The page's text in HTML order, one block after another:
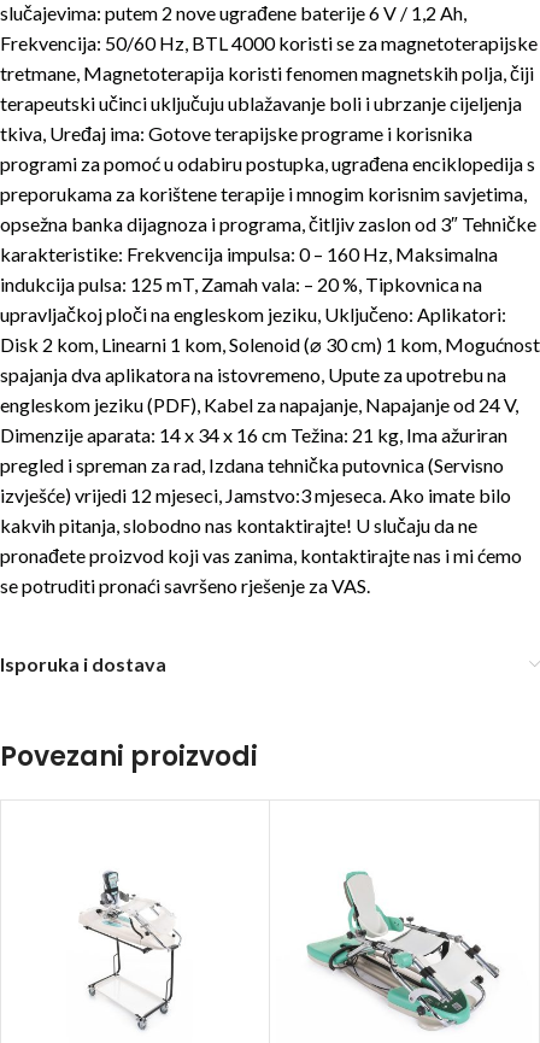
slučajevima: putem 2 nove ugrađene baterije 6 V / 1,2 Ah,
Frekvencija: 50/60 Hz, BTL 4000 koristi se za magnetoterapijske
tretmane, Magnetoterapija koristi fenomen magnetskih polja, čiji
terapeutski učinci uključuju ublažavanje boli i ubrzanje cijeljenja
tkiva, Uređaj ima: Gotove terapijske programe i korisnika
programi za pomoć u odabiru postupka, ugrađena enciklopedija s
preporukama za korištene terapije i mnogim korisnim savjetima,
opsežna banka dijagnoza i programa, čitljiv zaslon od 3″ Tehničke
karakteristike: Frekvencija impulsa: 0 – 160 Hz, Maksimalna
indukcija pulsa: 125 mT, Zamah vala: – 20 %, Tipkovnica na
upravljačkoj ploči na engleskom jeziku, Uključeno: Aplikatori:
Disk 2 kom, Linearni 1 kom, Solenoid (⌀ 30 cm) 1 kom, Mogućnost
spajanja dva aplikatora na istovremeno, Upute za upotrebu na
engleskom jeziku (PDF), Kabel za napajanje, Napajanje od 24 V,
Dimenzije aparata: 14 x 34 x 16 cm Težina: 21 kg, Ima ažuriran
pregled i spreman za rad, Izdana tehnička putovnica (Servisno
izvješće) vrijedi 12 mjeseci, Jamstvo:3 mjeseca. Ako imate bilo
kakvih pitanja, slobodno nas kontaktirajte! U slučaju da ne
pronađete proizvod koji vas zanima, kontaktirajte nas i mi ćemo
se potruditi pronaći savršeno rješenje za VAS.
Isporuka i dostava
Povezani proizvodi